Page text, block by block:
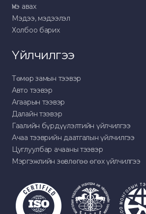
Үнэ авах
Мэдээ, мэдээлэл
Холбоо барих
Үйлчилгээ
Төмөр замын тээвэр
Авто тээвэр
Агаарын тээвэр
Далайн тээвэр
Гаалийн бүрдүүлэлтийн үйлчилгээ
Ачаа тээврийн даатгалын үйлчилгээ
Цуглуулбар ачааны тээвэр
Мэргэжлийн зөвлөгөө өгөх үйлчилгээ